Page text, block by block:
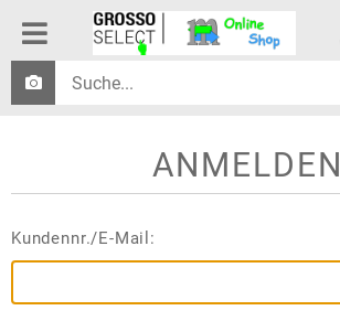
ANMELDEN
Kundennr./E-Mail: